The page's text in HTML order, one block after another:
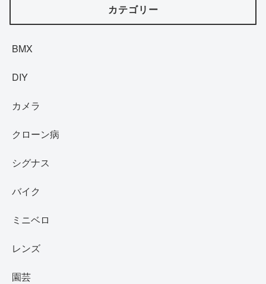
カテゴリー
BMX
DIY
カメラ
クローン病
シグナス
バイク
ミニベロ
レンズ
園芸